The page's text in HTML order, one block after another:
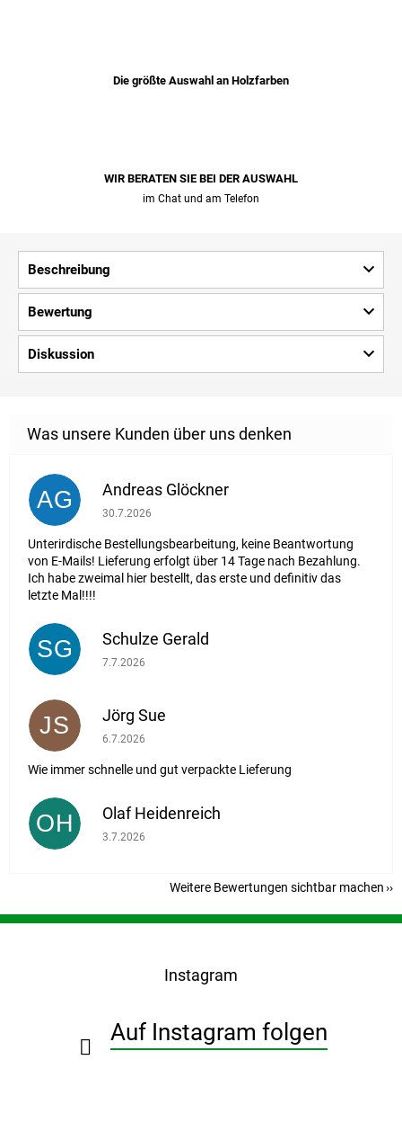
Die größte Auswahl an Holzfarben
WIR BERATEN SIE BEI ​​DER AUSWAHL
im Chat und am Telefon
Beschreibung
Bewertung
Diskussion
AG Andreas Glöckner
Die Shop-Bewertung beträgt 1 von 5 Sternen.
30.7.2026
Unterirdische Bestellungsbearbeitung, keine Beantwortung
von E-Mails! Lieferung erfolgt über 14 Tage nach Bezahlung.
Ich habe zweimal hier bestellt, das erste und definitiv das
letzte Mal!!!!
SG Schulze Gerald
Die Shop-Bewertung beträgt 5 von 5 Sternen.
7.7.2026
JS Jörg Sue
Die Shop-Bewertung beträgt 5 von 5 Sternen.
6.7.2026
Wie immer schnelle und gut verpackte Lieferung
OH Olaf Heidenreich
Die Shop-Bewertung beträgt 5 von 5 Sternen.
3.7.2026
Weitere Bewertungen sichtbar machen
F
Instagram
Auf Instagram folgen